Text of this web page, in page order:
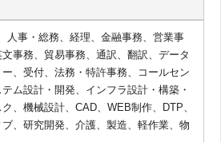
人事・総務、経理、金融事務、営業事
事務、貿易事務、通訳、翻訳、データ
、受付、法務・特許事務、コールセン
ム設計・開発、インフラ設計・構築・
、機械設計、CAD、WEB制作、DTP、
、研究開発、介護、製造、軽作業、物